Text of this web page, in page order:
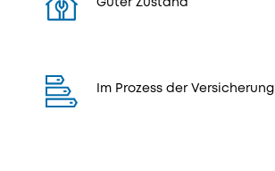
Guter Zustand
Im Prozess der Versicherung